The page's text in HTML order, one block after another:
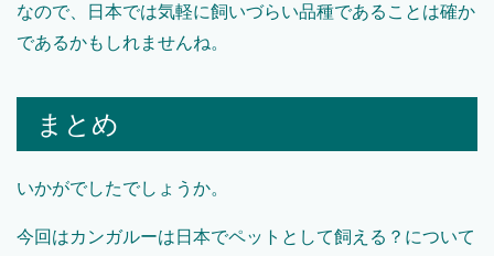
なので、日本では気軽に飼いづらい品種であることは確か
であるかもしれませんね。
まとめ
いかがでしたでしょうか。
今回はカンガルーは日本でペットとして飼える？について